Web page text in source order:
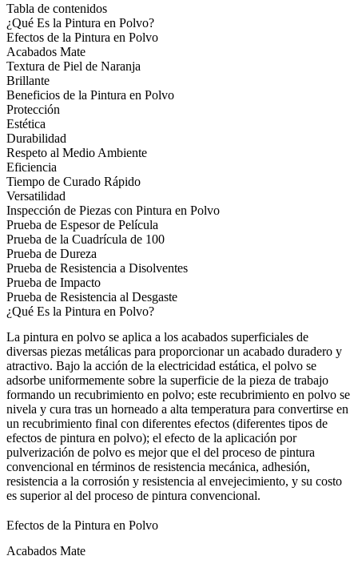
Tabla de contenidos
¿Qué Es la Pintura en Polvo?
Efectos de la Pintura en Polvo
Acabados Mate
Textura de Piel de Naranja
Brillante
Beneficios de la Pintura en Polvo
Protección
Estética
Durabilidad
Respeto al Medio Ambiente
Eficiencia
Tiempo de Curado Rápido
Versatilidad
Inspección de Piezas con Pintura en Polvo
Prueba de Espesor de Película
Prueba de la Cuadrícula de 100
Prueba de Dureza
Prueba de Resistencia a Disolventes
Prueba de Impacto
Prueba de Resistencia al Desgaste
¿Qué Es la Pintura en Polvo?
La pintura en polvo se aplica a los acabados superficiales de
diversas piezas metálicas para proporcionar un acabado duradero y
atractivo. Bajo la acción de la electricidad estática, el polvo se
adsorbe uniformemente sobre la superficie de la pieza de trabajo
formando un recubrimiento en polvo; este recubrimiento en polvo se
nivela y cura tras un horneado a alta temperatura para convertirse en
un recubrimiento final con diferentes efectos (diferentes tipos de
efectos de pintura en polvo); el efecto de la aplicación por
pulverización de polvo es mejor que el del proceso de pintura
convencional en términos de resistencia mecánica, adhesión,
resistencia a la corrosión y resistencia al envejecimiento, y su costo
es superior al del proceso de pintura convencional.
Efectos de la Pintura en Polvo
Acabados Mate